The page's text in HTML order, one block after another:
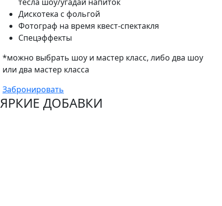
Дискотека с фольгой
Фотограф на время квест-спектакля
Спецэффекты
*можно выбрать шоу и мастер класс, либо два шоу
или два мастер класса
Забронировать
ЯРКИЕ ДОБАВКИ